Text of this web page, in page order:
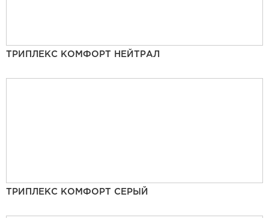
ТРИПЛЕКС КОМФОРТ НЕЙТРАЛ
ТРИПЛЕКС КОМФОРТ СЕРЫЙ